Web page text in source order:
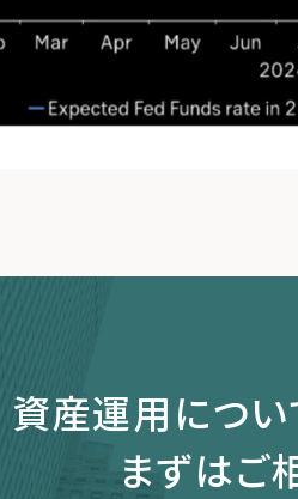
資産運用につい
まずはご